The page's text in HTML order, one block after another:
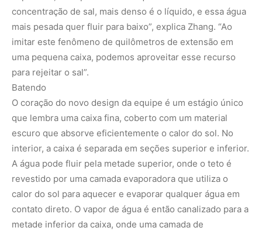
concentração de sal, mais denso é o líquido, e essa água
mais pesada quer fluir para baixo”, explica Zhang. “Ao
imitar este fenômeno de quilômetros de extensão em
uma pequena caixa, podemos aproveitar esse recurso
para rejeitar o sal”.
Batendo
O coração do novo design da equipe é um estágio único
que lembra uma caixa fina, coberto com um material
escuro que absorve eficientemente o calor do sol. No
interior, a caixa é separada em seções superior e inferior.
A água pode fluir pela metade superior, onde o teto é
revestido por uma camada evaporadora que utiliza o
calor do sol para aquecer e evaporar qualquer água em
contato direto. O vapor de água é então canalizado para a
metade inferior da caixa, onde uma camada de